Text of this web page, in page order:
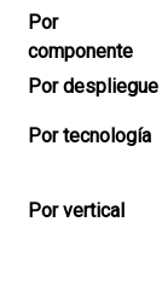
Por
componente
Por despliegue
Por tecnología
Por vertical